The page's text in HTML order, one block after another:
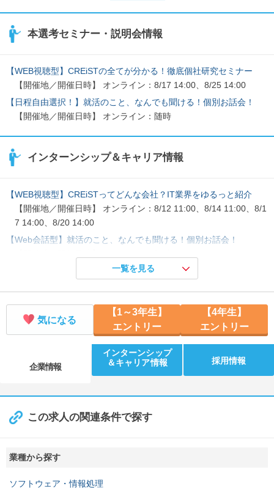
本選考セミナー・説明会情報
【WEB視聴型】CREiSTの全てが分かる！徹底個社研究セミナー
【開催地／開催日時】 オンライン：8/17 14:00、8/25 14:00
【日程自由選択！】就活のこと、なんでも聞ける！個別お話会！
【開催地／開催日時】 オンライン：随時
インターンシップ＆キャリア情報
【WEB視聴型】CREiSTってどんな会社？IT業界をゆるっと紹介
【開催地／開催日時】 オンライン：8/12 11:00、8/14 11:00、8/1
7 14:00、8/20 14:00
【Web会話型】就活のこと、なんでも聞ける！個別お話会！
夏季限定！【来社型1day】自社ソリューション開発プログラム
一覧を見る
気になる
【1～3年生】
エントリー
【4年生】
エントリー
企業情報
インターンシップ
＆キャリア情報
採用情報
この求人の関連条件で探す
業種から探す
ソフトウェア・情報処理